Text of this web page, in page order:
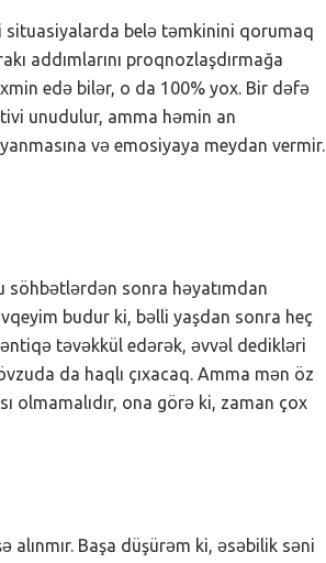
situasiyalarda belə təmkinini qorumaq
addımlarını proqnozlaşdırmağa
edə bilər, o da 100% yox. Bir dəfə
unudulur, amma həmin an
və emosiyaya meydan vermir.
söhbətlərdən sonra həyatımdan
budur ki, bəlli yaşdan sonra heç
təvəkkül edərək, əvvəl dedikləri
da haqlı çıxacaq. Amma mən öz
olmamalıdır, ona görə ki, zaman çox
alınmır. Başa düşürəm ki, əsəbilik səni